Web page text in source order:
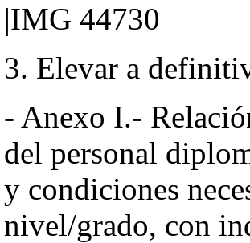
|IMG 44730
3. Elevar a
- Anexo I.-
del personal
y condiciones
nivel/grado, con